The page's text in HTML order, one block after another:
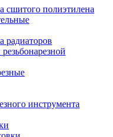
сшитого полиэтилена
радиаторов
инструмента